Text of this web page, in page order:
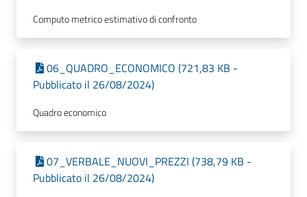
Computo metrico estimativo di confronto
06_QUADRO_ECONOMICO (721,83 KB -
Pubblicato il 26/08/2024)
Quadro economico
07_VERBALE_NUOVI_PREZZI (738,79 KB -
Pubblicato il 26/08/2024)